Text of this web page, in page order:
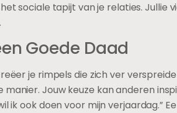
sociale tapijt van je relaties. Jullie
Goede Daad
je rimpels die zich ver
Jouw keuze kan anderen
ik ook doen voor mijn verjaardag.”